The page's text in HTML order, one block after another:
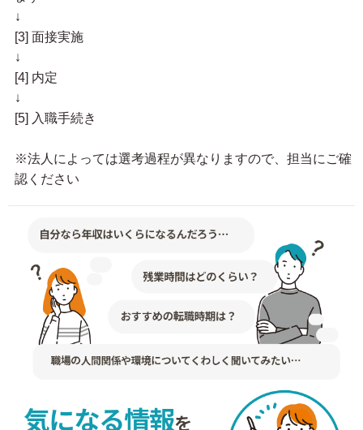
↓
[3] 面接実施
↓
[4] 内定
↓
[5] 入職手続き
※法人によっては選考過程が異なりますので、担当にご確
認ください